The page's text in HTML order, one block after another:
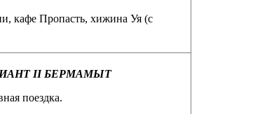
кафе Пропасть, хижина Уя (с
IIБЕРМАМЫТ
поездка.